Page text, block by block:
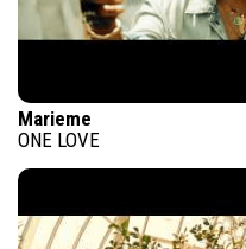
Marieme
ONE LOVE